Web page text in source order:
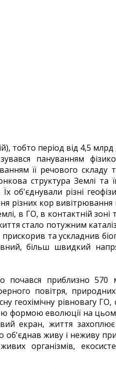
тобто період від 4,5 млрд
пануванням
її речового складу
структура Землі та
різні
різних кор вивітрювання
в ГО, в контактній зоні
стало потужним
та ускладнив
більш швидкий
почався приблизно 570
повітря,
геохімічну рівновагу ГО,
формою еволюції на
екран, життя
об'єднав живу і неживу
організмів,